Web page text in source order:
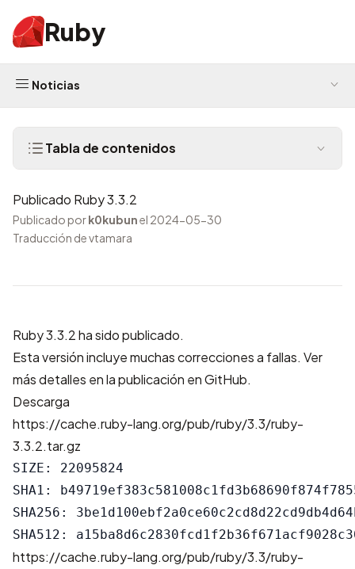
Ruby
Noticias
Tabla de contenidos
Publicado Ruby 3.3.2
Publicado pork0kubunel 2024-05-30
Traducción de vtamara
Ruby 3.3.2 ha sido publicado.
Esta versión incluye muchas correcciones a fallas. Ver
más detalles en lapublicación en GitHub.
Descarga
https://cache.ruby-lang.org/pub/ruby/3.3/ruby-
3.3.2.tar.gz
SIZE: 22095824
SHA1:
SHA256:
https://cache.ruby-lang.org/pub/ruby/3.3/ruby-